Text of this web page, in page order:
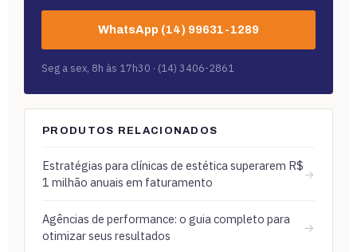
WhatsApp (14) 99631-1289
Seg a sex, 8h às 17h30 · (14) 3406-2861
PRODUTOS RELACIONADOS
Estratégias para clínicas de estética superarem R$
1 milhão anuais em faturamento
→
Agências de performance: o guia completo para
otimizar seus resultados
→